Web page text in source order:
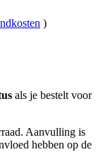
)
als je bestelt voor
Aanvulling is
hebben op de